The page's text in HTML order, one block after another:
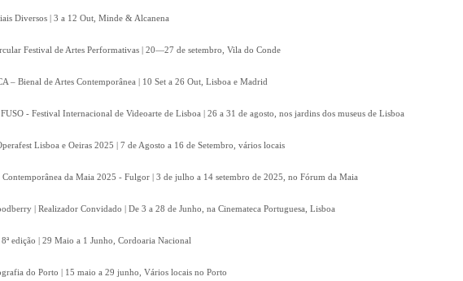
Diversos | 3 a 12 Out, Minde & Alcanena
Festival de Artes Performativas | 20—27 de setembro, Vila do Conde
– Bienal de Artes Contemporânea | 10 Set a 26 Out, Lisboa e Madrid
FUSO - Festival Internacional de Videoarte de Lisboa | 26 a 31 de agosto, nos jardins dos museus de Lisboa
Lisboa e Oeiras 2025 | 7 de Agosto a 16 de Setembro, vários locais
Contemporânea da Maia 2025 - Fulgor | 3 de julho a 14 setembro de 2025, no Fórum da Maia
| Realizador Convidado | De 3 a 28 de Junho, na Cinemateca Portuguesa, Lisboa
edição | 29 Maio a 1 Junho, Cordoaria Nacional
do Porto | 15 maio a 29 junho, Vários locais no Porto